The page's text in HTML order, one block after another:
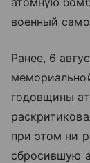
военный
Ранее, 6
годовщины
при этом ни
сбросившую